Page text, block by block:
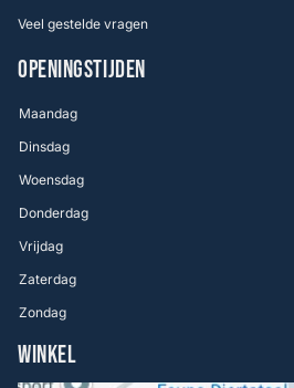
Veel gestelde vragen
OPENINGSTIJDEN
Maandag
Dinsdag
Woensdag
Donderdag
Vrijdag
Zaterdag
Zondag
WINKEL